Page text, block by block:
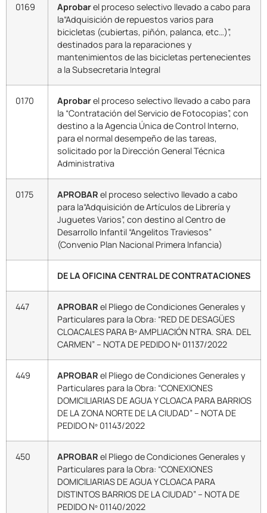
0169 Aprobarel proceso selectivo llevado a cabo para
la“Adquisición de repuestos varios para
bicicletas (cubiertas, piñón, palanca, etc…)”,
destinados para la reparaciones y
mantenimientos de las bicicletas pertenecientes
a la Subsecretaria Integral
0170 Aprobarel proceso selectivo llevado a cabo para
la “Contratación del Servicio de Fotocopias”, con
destino a la Agencia Única de Control Interno,
para el normal desempeño de las tareas,
solicitado por la Dirección General Técnica
Administrativa
0175 APROBAR el proceso selectivo llevado a cabo
para la“Adquisición de Artículos de Librería y
Juguetes Varios”, con destino al Centro de
Desarrollo Infantil “Angelitos Traviesos”
(Convenio Plan Nacional Primera Infancia)
DE LA OFICINA CENTRAL DE CONTRATACIONES
447 APROBAR el Pliego de Condiciones Generales y
Particulares para la Obra: “RED DE DESAGÜES
CLOACALES PARA Bº AMPLIACIÓN NTRA. SRA. DEL
CARMEN” – NOTA DE PEDIDO Nº 01137/2022
449 APROBAR el Pliego de Condiciones Generales y
Particulares para la Obra: “CONEXIONES
DOMICILIARIAS DE AGUA Y CLOACA PARA BARRIOS
DE LA ZONA NORTE DE LA CIUDAD” – NOTA DE
PEDIDO Nº 01143/2022
450 APROBAR el Pliego de Condiciones Generales y
Particulares para la Obra: “CONEXIONES
DOMICILIARIAS DE AGUA Y CLOACA PARA
DISTINTOS BARRIOS DE LA CIUDAD” – NOTA DE
PEDIDO Nº 01140/2022